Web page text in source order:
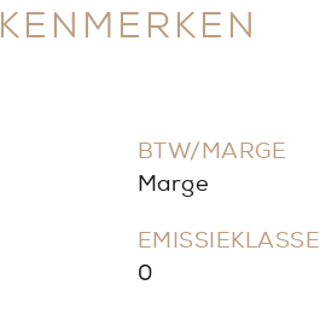
KENMERKEN
BTW/MARGE
Marge
EMISSIEKLASSE
0